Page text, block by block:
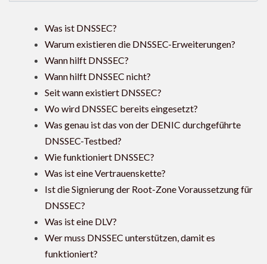
Was ist DNSSEC?
Warum existieren die DNSSEC-Erweiterungen?
Wann hilft DNSSEC?
Wann hilft DNSSEC nicht?
Seit wann existiert DNSSEC?
Wo wird DNSSEC bereits eingesetzt?
Was genau ist das von der DENIC durchgeführte
DNSSEC-Testbed?
Wie funktioniert DNSSEC?
Was ist eine Vertrauenskette?
Ist die Signierung der Root-Zone Voraussetzung für
DNSSEC?
Was ist eine DLV?
Wer muss DNSSEC unterstützen, damit es
funktioniert?